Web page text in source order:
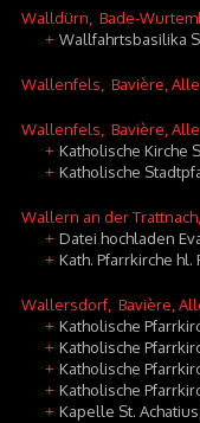
Walldürn , Bade-
+ Wallfahrtsbasilika
Wallenfels , Bavière,
Wallenfels , Bavière,
+ Katholische Kirche
+ Katholische
Wallern an der Trattnach
+ Datei hochladen
+ Kath. Pfarrkirche
Wallersdorf , Bavière,
+ Katholische
+ Katholische
+ Katholische
+ Katholische
+ Kapelle St.